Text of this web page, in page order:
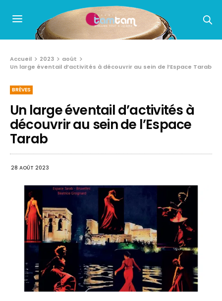
Accueil 2023
août
Un large éventail d’activités à découvrir au sein de l’Espace Tarab
BRÈVES
Un large éventail d’activités à
découvrir au sein de l’Espace
Tarab
28 AOÛT 2023